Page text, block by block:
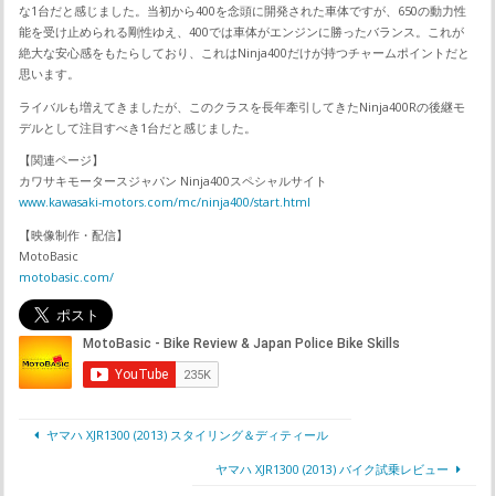
な1台だと感じました。当初から400を念頭に開発された車体ですが、650の動力性
能を受け止められる剛性ゆえ、400では車体がエンジンに勝ったバランス。これが
絶大な安心感をもたらしており、これはNinja400だけが持つチャームポイントだと
思います。
ライバルも増えてきましたが、このクラスを長年牽引してきたNinja400Rの後継モ
デルとして注目すべき1台だと感じました。
【関連ページ】
カワサキモータースジャパン Ninja400スペシャルサイト
www.kawasaki-motors.com/mc/ninja400/start.html
【映像制作・配信】
MotoBasic
motobasic.com/
ヤマハ XJR1300 (2013) スタイリング＆ディティール
ヤマハ XJR1300 (2013) バイク試乗レビュー